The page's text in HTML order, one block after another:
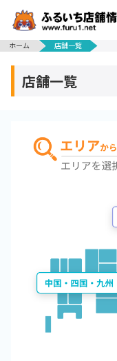
ホーム
店舗一覧
店舗一覧